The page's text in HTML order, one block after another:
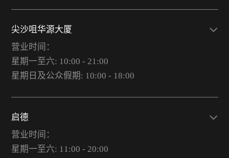
尖沙咀华源大厦
营业时间：
星期一至六: 10:00 - 21:00
星期日及公众假期: 10:00 - 18:00
启德
营业时间：
星期一至六: 11:00 - 20:00